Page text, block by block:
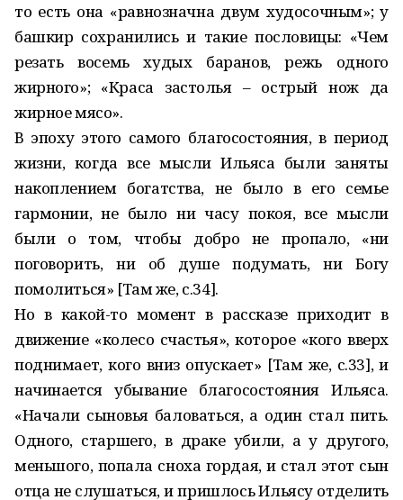
то есть она «равнозначна двум худосочным»; у
башкир сохранились и такие пословицы: «Чем
резать восемь худых баранов, режь одного
жирного»; «Краса застолья – острый нож да
жирное мясо».
В эпоху этого самого благосостояния, в период
жизни, когда все мысли Ильяса были заняты
накоплением богатства, не было в его семье
гармонии, не было ни часу покоя, все мысли
были о том, чтобы добро не пропало, «ни
поговорить, ни об душе подумать, ни Богу
помолиться» [Там же, с.34].
Но в какой-то момент в рассказе приходит в
движение «колесо счастья», которое «кого вверх
поднимает, кого вниз опускает» [Там же, с.33], и
начинается убывание благосостояния Ильяса.
«Начали сыновья баловаться, а один стал пить.
Одного, старшего, в драке убили, а у другого,
меньшого, попала сноха гордая, и стал этот сын
отца не слушаться, и пришлось Ильясу отделить